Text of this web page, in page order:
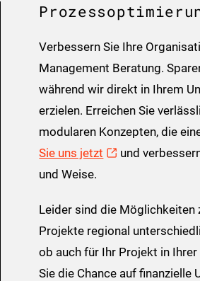
Verbessern Sie Ihre
Management Beratung.
während wir direkt in Ihrem
erzielen. Erreichen Sie
modularen Konzepten, die
Sie uns jetzt
und
und Weise.
Leider sind die
Projekte regional
ob auch für Ihr Projekt in
Sie die Chance auf finanzielle